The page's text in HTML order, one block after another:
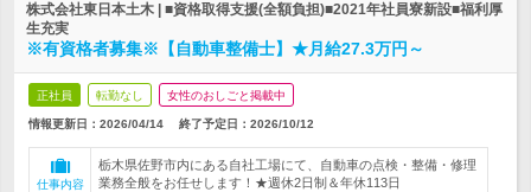
株式会社東日本土木 | ■資格取得支援(全額負担)■2021年社員寮新設■福利厚
生充実
※有資格者募集※【自動車整備士】★月給27.3万円～
正社員 転勤なし 女性のおしごと掲載中
情報更新日：2026/04/14 終了予定日： 2026/10/12
仕事内容
栃木県佐野市内にある自社工場にて、自動車の点検・整備・修理
業務全般をお任せします！★週休2日制＆年休113日